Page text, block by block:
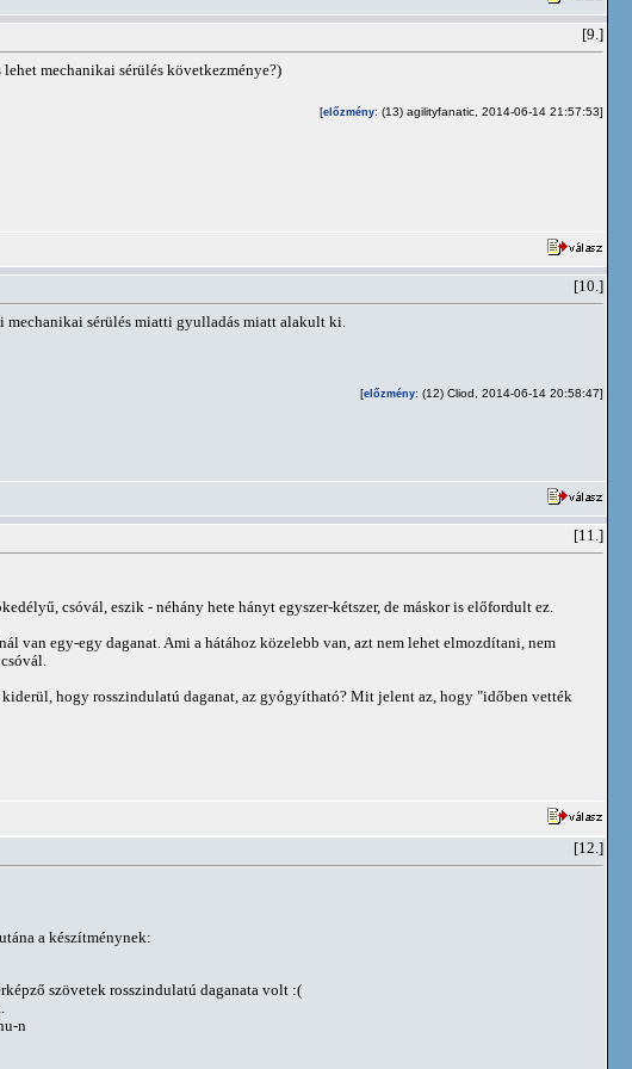
[9.]
mechanikai sérülés következménye?)
[előzmény: (13) agilityfanatic, 2014-06-14 21:57:53]
[10.]
mechanikai sérülés miatti gyulladás miatt alakult ki.
[előzmény: (12) Cliod, 2014-06-14 20:58:47]
[11.]
csóvál, eszik - néhány hete hányt egyszer-kétszer, de máskor is előfordult ez.
van egy-egy daganat. Ami a hátához közelebb van, azt nem lehet elmozdítani, nem
hogy rosszindulatú daganat, az gyógyítható? Mit jelent az, hogy "időben vették
[12.]
a készítménynek:
szövetek rosszindulatú daganata volt :(
n